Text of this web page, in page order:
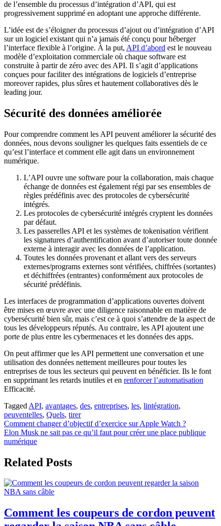
de l’ensemble du processus d’intégration d’API, qui est
progressivement supprimé en adoptant une approche différente.
L’idée est de s’éloigner du processus d’ajout ou d’intégration d’API
sur un logiciel existant qui n’a jamais été conçu pour héberger
l’interface flexible à l’origine. À la put, API d’abord est le nouveau
modèle d’exploitation commerciale où chaque software est
construite à partir de zéro avec des API. Il s’agit d’applications
conçues pour faciliter des intégrations de logiciels d’entreprise
moreover rapides, plus sûres et hautement collaboratives dès le
leading jour.
Sécurité des données améliorée
Pour comprendre comment les API peuvent améliorer la sécurité des
données, nous devons souligner les quelques faits essentiels de ce
qu’est l’interface et comment elle agit dans un environnement
numérique.
L’API ouvre une software pour la collaboration, mais chaque
échange de données est également régi par ses ensembles de
règles prédéfinis avec des protocoles de cybersécurité
intégrés.
Les protocoles de cybersécurité intégrés cryptent les données
par défaut.
Les passerelles API et les systèmes de tokenisation vérifient
les signatures d’authentification avant d’autoriser toute donnée
externe à interagir avec les données de l’application.
Toutes les données provenant et allant vers des serveurs
externes/programs externes sont vérifiées, chiffrées (sortantes)
et déchiffrées (entrantes) conformément aux protocoles de
sécurité prédéfinis.
Les interfaces de programmation d’applications ouvertes doivent
être mises en œuvre avec une diligence raisonnable en matière de
cybersécurité bien sûr, mais c’est ce à quoi s’attendre de la aspect de
tous les développeurs réputés. Au contraire, les API ajoutent une
porte de plus entre les cybermenaces et les données des apps.
On peut affirmer que les API permettent une conversation et une
utilisation des données nettement meilleures pour toutes les
entreprises de tous les secteurs qui peuvent en bénéficier. Ils le font
en supprimant les retards inutiles et en renforcer l’automatisation
Efficacité.
Tagged API, avantages, des, entreprises, les, lintégration,
peuventelles, Quels, tirer
Post
navigation
Comment changer d’objectif d’exercice sur Apple Watch ?
Elon Musk ne sait pas ce qu’il faut pour créer une place publique
numérique
Related Posts
Comment les coupeurs de cordon peuvent